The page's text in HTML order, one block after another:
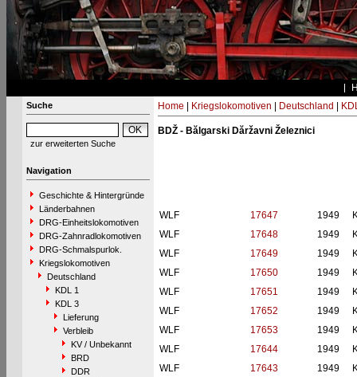
Suche
zur erweiterten Suche
Navigation
Geschichte & Hintergründe
Länderbahnen
DRG-Einheitslokomotiven
DRG-Zahnradlokomotiven
DRG-Schmalspurlok.
Kriegslokomotiven
Deutschland
KDL 1
KDL 3
Lieferung
Verbleib
KV / Unbekannt
BRD
DDR
Home Kriegslokomotiven Deutschland
BDŽ - Bălgarski Dăržavni Železnici
WLF 17647 1949
WLF
17648 1949
WLF
17649 1949
WLF
17650 1949
WLF
17651 1949
WLF
17652 1949
WLF
17653 1949
WLF
17644 1949
WLF
17643 1949